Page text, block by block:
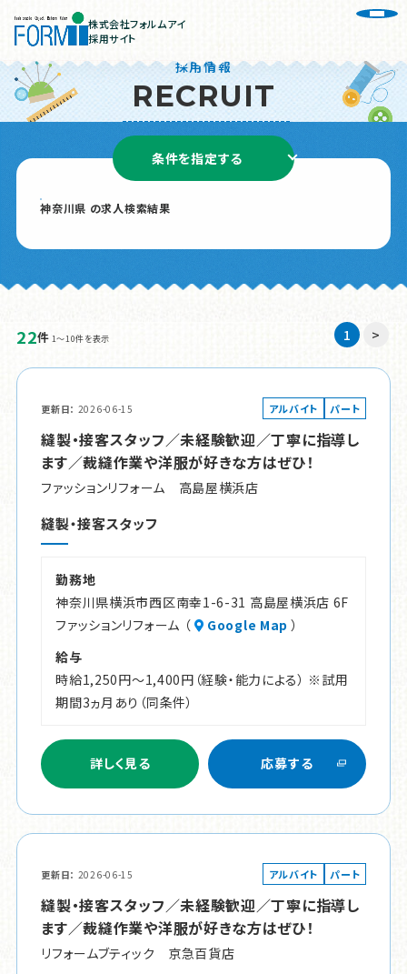
株式会社フォルムアイ
採用サイト
採用情報
RECRUIT
条件を指定する
神奈川県 の求人検索結果
22件 1～10件を表示 1 >
更新日 2026-06-15 アルバイト パート
縫製・接客スタッフ／未経験歓迎／丁寧に指導し
ます／裁縫作業や洋服が好きな方はぜひ！
ファッションリフォーム 高島屋横浜店
縫製・接客スタッフ
勤務地
神奈川県横浜市西区南幸1-6-31 高島屋横浜店 6F
ファッションリフォーム （
Google Map ）
給与
時給1,250円～1,400円（経験・能力による） ※試用
期間3ヵ月あり（同条件）
詳しく見る 応募する
更新日 2026-06-15 アルバイト パート
縫製・接客スタッフ／未経験歓迎／丁寧に指導し
ます／裁縫作業や洋服が好きな方はぜひ！
リフォームブティック 京急百貨店